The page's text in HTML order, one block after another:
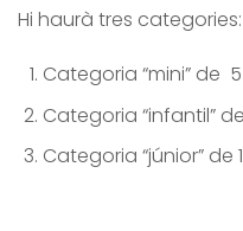
Hi haurà tres categories:
Categoria “mini” de
Categoria “infantil”
Categoria “júnior” de